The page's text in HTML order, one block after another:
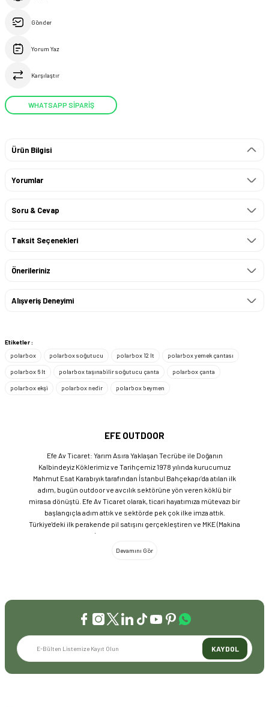
Gönder
Yorum Yaz
Karşılaştır
WHATSAPP SİPARİŞ
Ürün Bilgisi
Yorumlar
Soru & Cevap
Taksit Seçenekleri
Önerileriniz
Alışveriş Deneyimi
Etiketler :
polarbox
polarbox soğutucu polarbox 12 lt polarbox yemek çantası
polarbox 6 lt polarbox taşınabilir soğutucu çanta polarbox çanta
polarbox ekşi polarbox nedir polarbox beymen
EFE OUTDOOR
Efe Av Ticaret: Yarım Asıra Yaklaşan Tecrübe ile Doğanın
Kalbindeyiz Köklerimiz ve Tarihçemiz 1978 yılında kurucumuz
Mahmut Esat Karabıyık tarafından İstanbul Bahçekapı’da atılan ilk
adım, bugün outdoor ve avcılık sektörüne yön veren köklü bir
mirasa dönüştü. Efe Av Ticaret olarak, ticari hayatımıza mütevazı bir
başlangıçla adım attık ve sektörde pek çok ilke imza attık.
Türkiye'deki ilk perakende pil satışını gerçekleştiren ve MKE (Makina
ve Kimya Endüstrisi) üretimi ürünleri satan ilk bayilerden biri olma
gururunu taşıyoruz. 1981 yılında Eminönü’nde açtığımız ve mülkiyeti
kurarak tüm Türkiye'ye hizmet vermeye başladık. 2016: Kadıköy
mağazamızın ve şimdiki Genel Merkezimizin açılışını
gerçekleştirdik. Global Markalar ve Yerli Üretim Gücü Yaklaşık
20'nin üzerinde dünya markasını Türkiye'ye getirerek outdoor
tutkunlarıyla buluşturuyoruz. Sadece ithalatla sınırlı kalmayıp;
EFEARMS, BUSHCRAFTFEST ve EFEAV tescilli markalarımızla
KAYDOL